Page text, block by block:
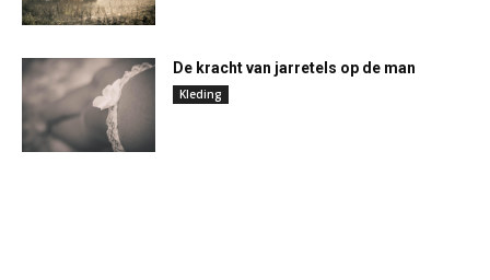
De kracht van jarretels op de man
Kleding